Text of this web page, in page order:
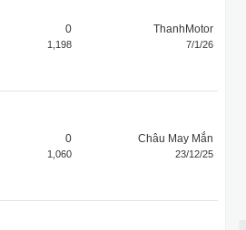
0
1,198
ThanhMotor
7/1/26
0
1,060
Châu May Mắn
23/12/25